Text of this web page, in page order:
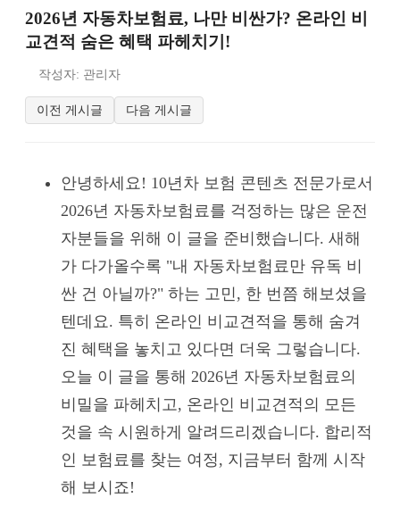
2026년 자동차보험료, 나만 비싼가? 온라인 비
교견적 숨은 혜택 파헤치기!
작성자: 관리자
이전 게시글 다음 게시글
안녕하세요! 10년차 보험 콘텐츠 전문가로서
2026년 자동차보험료를 걱정하는 많은 운전
자분들을 위해 이 글을 준비했습니다. 새해
가 다가올수록 "내 자동차보험료만 유독 비
싼 건 아닐까?" 하는 고민, 한 번쯤 해보셨을
텐데요. 특히 온라인 비교견적을 통해 숨겨
진 혜택을 놓치고 있다면 더욱 그렇습니다.
오늘 이 글을 통해 2026년 자동차보험료의
비밀을 파헤치고, 온라인 비교견적의 모든
것을 속 시원하게 알려드리겠습니다. 합리적
인 보험료를 찾는 여정, 지금부터 함께 시작
해 보시죠!